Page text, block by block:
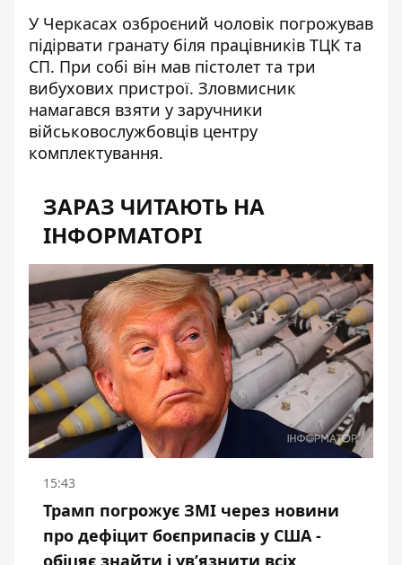
У Черкасах озброєний чоловік погрожував
підірвати гранату біля працівників ТЦК та
СП. При собі він мав пістолет та три
вибухових пристрої. Зловмисник
намагався взяти у заручники
військовослужбовців центру
комплектування.
ЗАРАЗ ЧИТАЮТЬ НА
ІНФОРМАТОРІ
15:43
Трамп погрожує ЗМІ через новини
про дефіцит боєприпасів у США -